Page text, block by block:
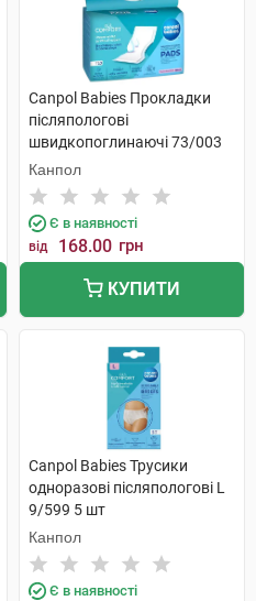
Canpol Babies Прокладки
післяпологові
швидкопоглинаючі 73/003
10 шт
Канпол
Є в наявності
від 168.00 грн
КУПИТИ
Canpol Babies Трусики
одноразові післяпологові L
9/599 5 шт
Канпол
Є в наявності